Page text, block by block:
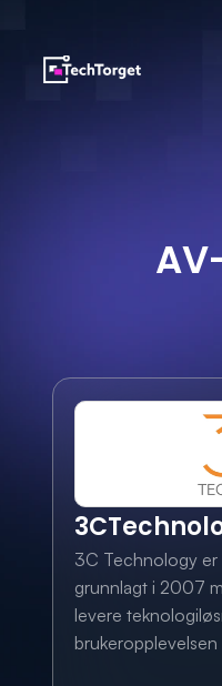
3C Technology er
grunnlagt i 2007
levere
brukeropplevelsen